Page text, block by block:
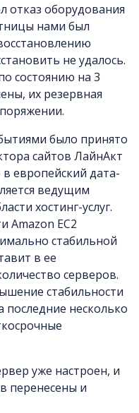
отказ оборудования
нами был
не удалось.
состоянию на 3
их резервная
было принято
сайтов ЛайнАкт
европейский дата-
ведущим
хостинг-услуг.
Amazon EC2
стабильной
в ее
серверов.
стабильности
последние несколько
уже настроен, и
перенесены и